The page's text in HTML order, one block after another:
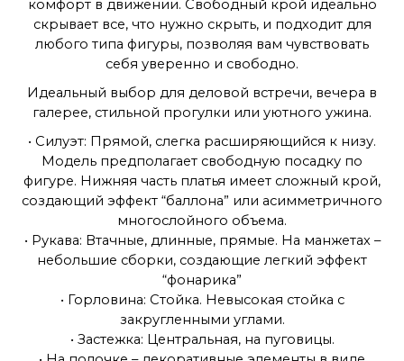
комфорт в движении. Свободный крой идеально
скрывает все, что нужно скрыть, и подходит для
любого типа фигуры, позволяя вам чувствовать
себя уверенно и свободно.
Идеальный выбор для деловой встречи, вечера в
галерее, стильной прогулки или уютного ужина.
• Силуэт: Прямой, слегка расширяющийся к низу.
Модель предполагает свободную посадку по
фигуре. Нижняя часть платья имеет сложный крой,
создающий эффект “баллона” или асимметричного
многослойного объема.
• Рукава: Втачные, длинные, прямые. На манжетах –
небольшие сборки, создающие легкий эффект
“фонарика”
• Горловина: Стойка. Невысокая стойка с
закругленными углами.
• Застежка: Центральная, на пуговицы.